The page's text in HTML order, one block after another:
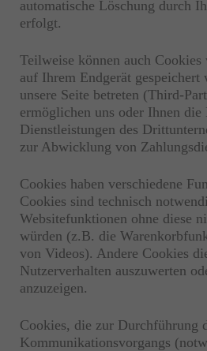
automatische Löschung durch
erfolgt.
Teilweise können auch
auf Ihrem Endgerät gespeichert
unsere Seite betreten (Third-
ermöglichen uns oder Ihnen
Dienstleistungen des
zur Abwicklung von
Cookies haben verschiedene
Cookies sind technisch
Websitefunktionen ohne diese
würden (z.B. die
von Videos). Andere Cookies
Nutzerverhalten auszuwerten
anzuzeigen.
Cookies, die zur Durchführung
Kommunikationsvorgangs